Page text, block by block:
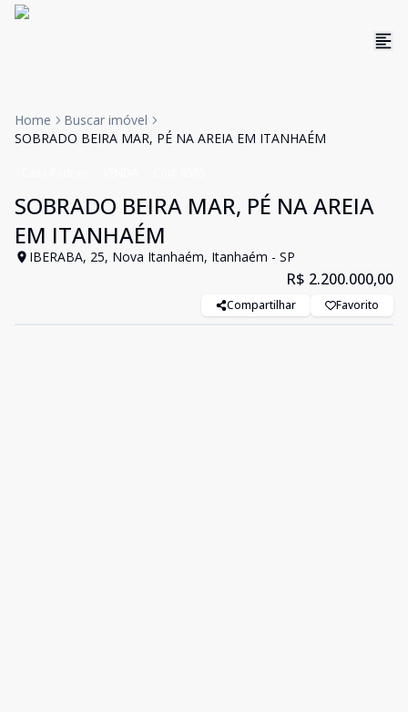
Home
Buscar imóvel
SOBRADO BEIRA MAR, PÉ NA AREIA EM ITANHAÉM
SOBRADO BEIRA MAR, PÉ NA AREIA
EM ITANHAÉM
IBERABA, 25, Nova Itanhaém, Itanhaém - SP
R$ 2.200.000,00
Compartilhar Favorito